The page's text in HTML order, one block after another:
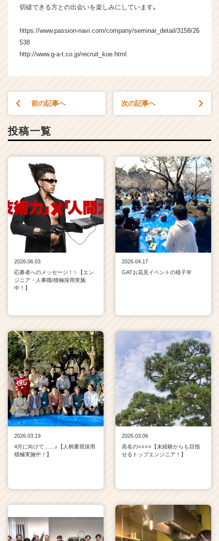
就
サ
ト
ア
e
e
r）
切磋できる方との出会いを楽しみにしています｡
https://www.passion-navi.com/company/seminar_detail/3158/26
538
http://www.g-a-t.co.jp/recruit_koe.html
前の記事へ 次の記事へ
投稿一覧
2026.06.03
応募者へのメッセージ！✨【エン
ジニア・人事職/積極採用実施
中！】
2026.04.17
GATお花見イベントの様子🌸
2026.03.19
4月に向けて……♪【人柄重視採用
積極実施中！】
2026.03.06
高名の○○○○【未経験からも目指
せるトップエンジニア！】